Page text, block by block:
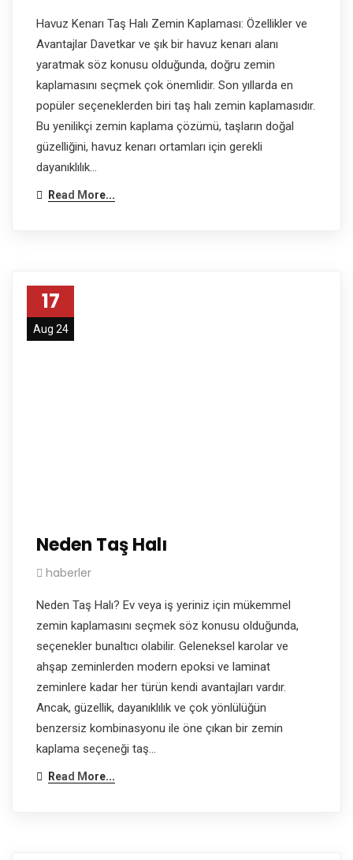
Havuz Kenarı Taş Halı Zemin Kaplaması: Özellikler ve
Avantajlar Davetkar ve şık bir havuz kenarı alanı
yaratmak söz konusu olduğunda, doğru zemin
kaplamasını seçmek çok önemlidir. Son yıllarda en
popüler seçeneklerden biri taş halı zemin kaplamasıdır.
Bu yenilikçi zemin kaplama çözümü, taşların doğal
güzelliğini, havuz kenarı ortamları için gerekli
dayanıklılık…
Read More...
17
Aug 24
Neden Taş Halı
haberler
Neden Taş Halı? Ev veya iş yeriniz için mükemmel
zemin kaplamasını seçmek söz konusu olduğunda,
seçenekler bunaltıcı olabilir. Geleneksel karolar ve
ahşap zeminlerden modern epoksi ve laminat
zeminlere kadar her türün kendi avantajları vardır.
Ancak, güzellik, dayanıklılık ve çok yönlülüğün
benzersiz kombinasyonu ile öne çıkan bir zemin
kaplama seçeneği taş…
Read More...